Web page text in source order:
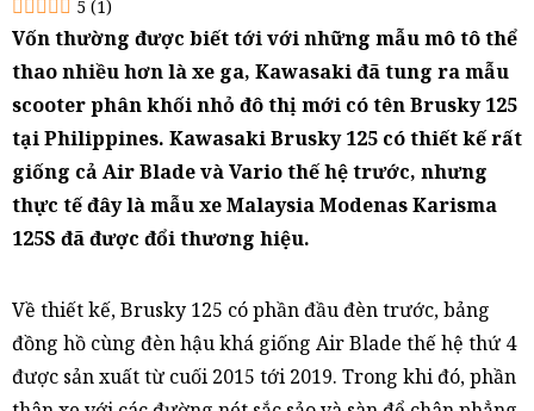
5 (1)
Vốn thường được biết tới với những mẫu mô tô thể
thao nhiều hơn là xe ga, Kawasaki đã tung ra mẫu
scooter phân khối nhỏ đô thị mới có tên Brusky 125
tại Philippines. Kawasaki Brusky 125 có thiết kế rất
giống cả Air Blade và Vario thế hệ trước, nhưng
thực tế đây là mẫu xe Malaysia Modenas Karisma
125S đã được đổi thương hiệu.
Về thiết kế, Brusky 125 có phần đầu đèn trước, bảng
đồng hồ cùng đèn hậu khá giống Air Blade thế hệ thứ 4
được sản xuất từ cuối 2015 tới 2019. Trong khi đó, phần